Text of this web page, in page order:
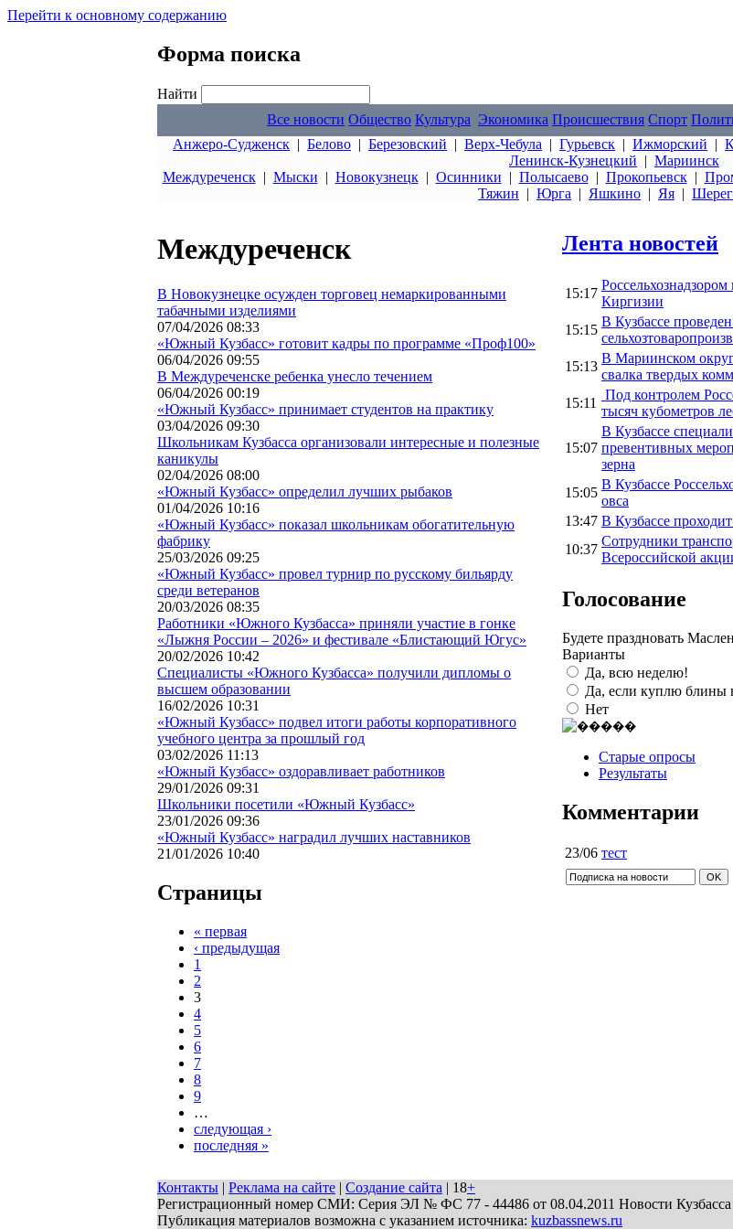
Перейти к основному содержанию
Форма поиска
Найти
Все новости Общество Культура Экономика Происшествия Спорт
Анжеро-Судженск | Белово | Березовский | Верх-Чебула | Гурьевск | Ижморский |
Ленинск-Кузнецкий | Мариинск
Междуреченск| Мыски | Новокузнецк| Осинники | Полысаево| Прокопьевск|
Тяжин | Юрга | Яшкино | Яя |
Междуреченск
В Новокузнецке осужден торговец немаркированными
табачными изделиями
07/04/2026 08:33
«Южный Кузбасс» готовит кадры по программе «Проф100»
06/04/2026 09:55
В Междуреченске ребенка унесло течением
06/04/2026 00:19
«Южный Кузбасс» принимает студентов на практику
03/04/2026 09:30
Школьникам Кузбасса организовали интересные и полезные
каникулы
02/04/2026 08:00
«Южный Кузбасс» определил лучших рыбаков
01/04/2026 10:16
«Южный Кузбасс» показал школьникам обогатительную
фабрику
25/03/2026 09:25
«Южный Кузбасс» провел турнир по русскому бильярду
среди ветеранов
20/03/2026 08:35
Работники «Южного Кузбасса» приняли участие в гонке
«Лыжня России – 2026» и фестивале «Блистающий Югус»
20/02/2026 10:42
Специалисты «Южного Кузбасса» получили дипломы о
высшем образовании
16/02/2026 10:31
«Южный Кузбасс» подвел итоги работы корпоративного
учебного центра за прошлый год
03/02/2026 11:13
«Южный Кузбасс» оздоравливает работников
29/01/2026 09:31
Школьники посетили «Южный Кузбасс»
23/01/2026 09:36
«Южный Кузбасс» наградил лучших наставников
21/01/2026 10:40
Страницы
« первая
‹ предыдущая
1
2
3
4
5
6
7
8
9
…
следующая ›
последняя »
Лента новостей
15:17
Киргизии
15:15
В Кузбассе
15:13
В Мариинском
свалка твердых
15:11
Под контролем
тысяч кубометров
15:07
В Кузбассе
превентивных
зерна
15:05
В Кузбассе
овса
13:47 В Кузбассе
10:37
Сотрудники
Всероссийской
Голосование
Будете праздновать
Варианты
Да, всю неделю!
Да, если куплю блины
Нет
Старые опросы
Результаты
Комментарии
23/06 тест
Контакты | Реклама на сайте | Создание сайта | 18+
Регистрационный номер СМИ: Серия ЭЛ № ФС 77 - 44486 от 08.04.2011 Новости
Публикация материалов возможна с указанием источника: kuzbassnews.ru